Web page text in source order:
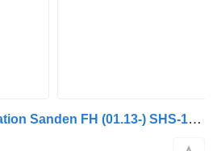
Radiateur de climatisation Sanden FH (01.13-) SHS-15L4197 pour camion Volvo FH, FM, FMX-4 series (2013-)